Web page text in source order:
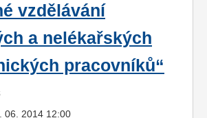
vzdělávání
a nelékařských
pracovníků“
06. 2014 12:00